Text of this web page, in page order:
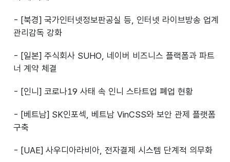
- [북경] 국가인터넷정보판공실 등, 인터넷 라이브방송 업계
관리감독 강화
- [일본] 주식회사 SUHO, 네이버 비즈니스 플랙폼과 파트
너 계약 체결
- [인니] 코로나19 사태 속 인니 스타트업 폐업 현황
- [베트남] SK인포섹, 베트남 VinCSS와 보안 관제 플랫폼
구축
- [UAE] 사우디아라비아, 전자결제 시스템 단계적 의무화